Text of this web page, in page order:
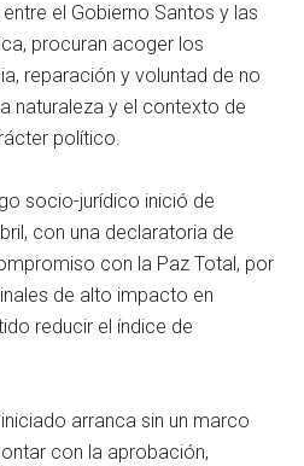
el Gobierno Santos y las
procuran acoger los
reparación y voluntad de no
naturaleza y el contexto de
político.
socio-jurídico inició de
con una declaratoria de
con la Paz Total, por
de alto impacto en
reducir el índice de
arranca sin un marco
con la aprobación,